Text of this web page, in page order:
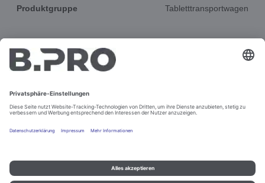
Produktgruppe Tabletttransportwagen